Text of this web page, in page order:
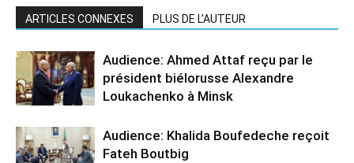
ARTICLES CONNEXES PLUS DE L'AUTEUR
Audience: Ahmed Attaf reçu par le
président biélorusse Alexandre
Loukachenko à Minsk
Audience: Khalida Boufedeche reçoit
Fateh Boutbig